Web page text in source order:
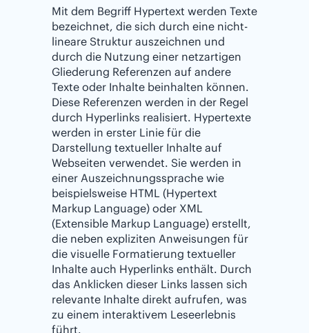
Mit dem Begriff Hypertext werden Texte
bezeichnet, die sich durch eine nicht-
lineare Struktur auszeichnen und
durch die Nutzung einer netzartigen
Gliederung Referenzen auf andere
Texte oder Inhalte beinhalten können.
Diese Referenzen werden in der Regel
durch Hyperlinks realisiert. Hypertexte
werden in erster Linie für die
Darstellung textueller Inhalte auf
Webseiten verwendet. Sie werden in
einer Auszeichnungssprache wie
beispielsweise HTML (Hypertext
Markup Language) oder XML
(Extensible Markup Language) erstellt,
die neben expliziten Anweisungen für
die visuelle Formatierung textueller
Inhalte auch Hyperlinks enthält. Durch
das Anklicken dieser Links lassen sich
relevante Inhalte direkt aufrufen, was
zu einem interaktivem Leseerlebnis
führt.